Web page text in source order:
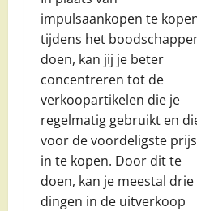
impulsaankopen te
tijdens het
doen, kan jij je beter
concentreren tot de
verkoopartikelen die je
regelmatig gebruikt en
voor de voordeligste prijs
in te kopen. Door dit te
doen, kan je meestal drie
dingen in de uitverkoop